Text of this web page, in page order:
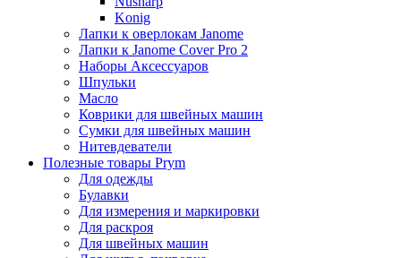
Konig
Лапки к оверлокам Janome
Лапки к Janome Cover Pro 2
Наборы Аксессуаров
Шпульки
Масло
Коврики для швейных машин
Сумки для швейных машин
Нитевдеватели
Полезные товары Prym
Для одежды
Булавки
Для измерения и маркировки
Для раскроя
Для швейных машин